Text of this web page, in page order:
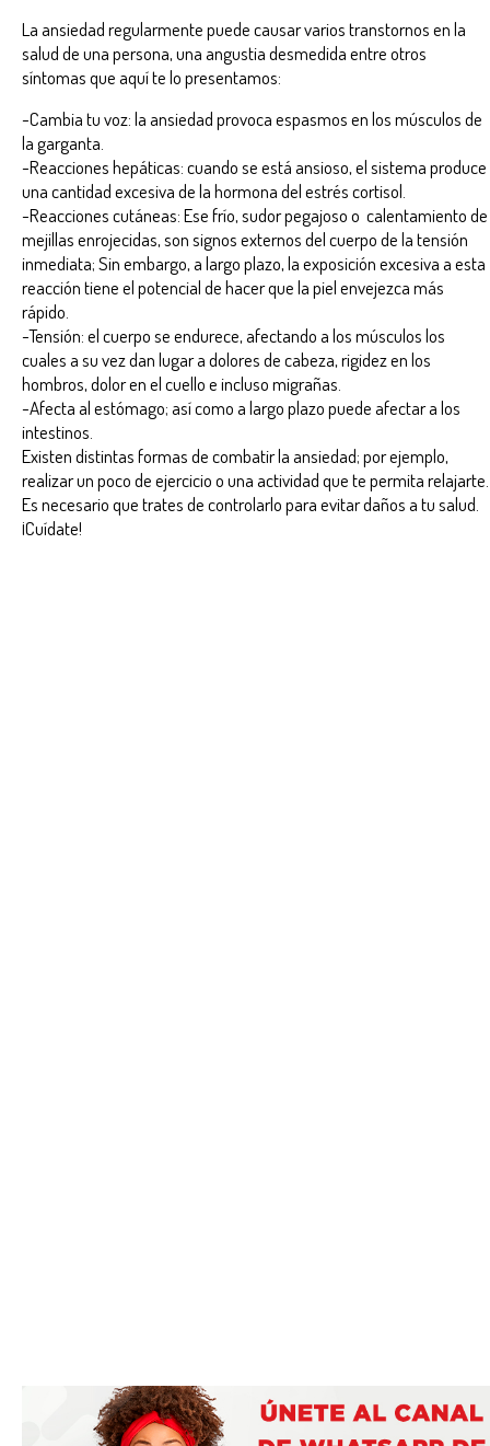
La ansiedad regularmente puede causar varios transtornos en la
salud de una persona, una angustia desmedida entre otros
síntomas que aquí te lo presentamos:
-Cambia tu voz: la ansiedad provoca espasmos en los músculos de
la garganta.
-Reacciones hepáticas: cuando se está ansioso, el sistema produce
una cantidad excesiva de la hormona del estrés cortisol.
-Reacciones cutáneas: Ese frío, sudor pegajoso o calentamiento de
mejillas enrojecidas, son signos externos del cuerpo de la tensión
inmediata; Sin embargo, a largo plazo, la exposición excesiva a esta
reacción tiene el potencial de hacer que la piel envejezca más
rápido.
-Tensión: el cuerpo se endurece, afectando a los músculos los
cuales a su vez dan lugar a dolores de cabeza, rigidez en los
hombros, dolor en el cuello e incluso migrañas.
-Afecta al estómago; así como a largo plazo puede afectar a los
intestinos.
Existen distintas formas de combatir la ansiedad; por ejemplo,
realizar un poco de ejercicio o una actividad que te permita relajarte.
Es necesario que trates de controlarlo para evitar daños a tu salud.
¡Cuídate!